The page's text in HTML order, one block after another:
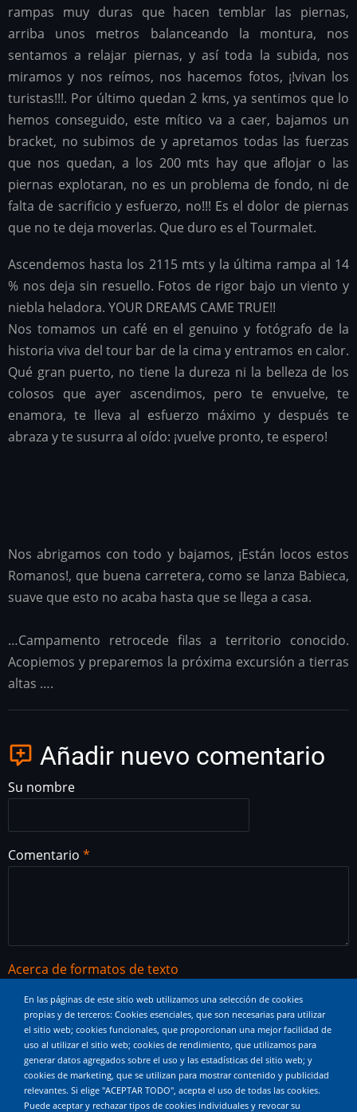
En las páginas de este sitio web utilizamos una selección de cookies
propias y de terceros: Cookies esenciales, que son necesarias para utilizar
el sitio web; cookies funcionales, que proporcionan una mejor facilidad de
uso al utilizar el sitio web; cookies de rendimiento, que utilizamos para
generar datos agregados sobre el uso y las estadísticas del sitio web; y
cookies de marketing, que se utilizan para mostrar contenido y publicidad
relevantes. Si elige "ACEPTAR TODO", acepta el uso de todas las cookies.
Puede aceptar y rechazar tipos de cookies individuales y revocar su
rampas muy duras que hacen temblar las piernas,
arriba unos metros balanceando la montura, nos
sentamos a relajar piernas, y así toda la subida, nos
miramos y nos reímos, nos hacemos fotos, ¡!vivan los
turistas!!!. Por último quedan 2 kms, ya sentimos que lo
hemos conseguido, este mítico va a caer, bajamos un
bracket, no subimos de y apretamos todas las fuerzas
que nos quedan, a los 200 mts hay que aflojar o las
piernas explotaran, no es un problema de fondo, ni de
falta de sacrificio y esfuerzo, no!!! Es el dolor de piernas
que no te deja moverlas. Que duro es el Tourmalet.
Ascendemos hasta los 2115 mts y la última rampa al 14
% nos deja sin resuello. Fotos de rigor bajo un viento y
niebla heladora. YOUR DREAMS CAME TRUE!!
Nos tomamos un café en el genuino y fotógrafo de la
historia viva del tour bar de la cima y entramos en calor.
Qué gran puerto, no tiene la dureza ni la belleza de los
colosos que ayer ascendimos, pero te envuelve, te
enamora, te lleva al esfuerzo máximo y después te
abraza y te susurra al oído: ¡vuelve pronto, te espero!
Nos abrigamos con todo y bajamos, ¡Están locos estos
Romanos!, que buena carretera, como se lanza Babieca,
suave que esto no acaba hasta que se llega a casa.
…Campamento retrocede filas a territorio conocido.
Acopiemos y preparemos la próxima excursión a tierras
altas ….
Añadir nuevo comentario
Su nombre
Comentario
Acerca de formatos de texto
Etiquetas HTML permitidas: <a href hreflang> <em>
<strong> <cite> <blockquote cite> <code> <ul type>
<ol start type> <li> <dl> <dt> <dd> <h2 id> <h3 id> <h4
id> <h5 id> <h6 id>
Saltos automáticos de líneas y de párrafos.